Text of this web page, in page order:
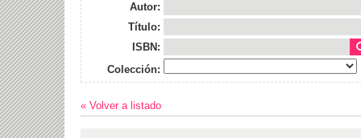
Autor:
Título:
ISBN:
Colección:
« Volver a listado